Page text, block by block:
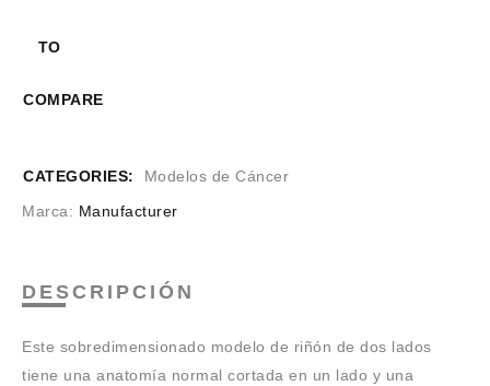
TO
COMPARE
CATEGORIES:
Modelos de Cáncer
Marca: Manufacturer
DESCRIPCIÓN
Este sobredimensionado modelo de riñón de dos lados
tiene una anatomía normal cortada en un lado y una